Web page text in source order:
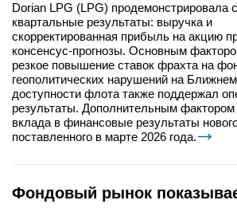
Dorian LPG (LPG) продемонстрировала
квартальные результаты: выручка и
скорректированная прибыль на акцию
консенсус-прогнозы. Основным
резкое повышение ставок фрахта на
геополитических нарушений на
доступности флота также поддержал
результаты. Дополнительным фактором
вклада в финансовые результаты
поставленного в марте 2026 года.
Фондовый рынок